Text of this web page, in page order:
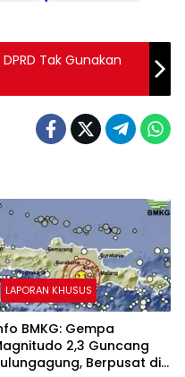
Tak Gunakan
LAPORAN KHUSUS
BMKG: Gempa
2,3 Guncang
Berpusat di